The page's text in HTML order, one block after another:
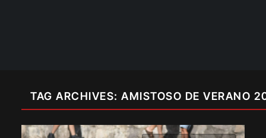
TAG ARCHIVES: AMISTOSO DE VERANO